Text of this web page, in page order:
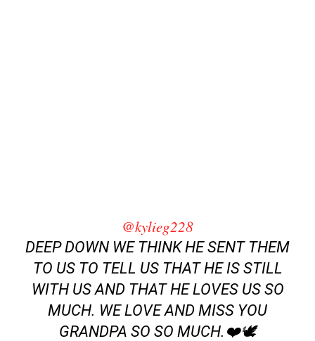
@kylieg228
DEEP DOWN WE THINK HE SENT THEM
TO US TO TELL US THAT HE IS STILL
WITH US AND THAT HE LOVES US SO
MUCH. WE LOVE AND MISS YOU
GRANDPA SO SO MUCH.❤️🕊️